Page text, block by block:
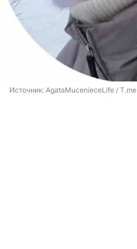
Источник: AgataMucenieceLife / T.me